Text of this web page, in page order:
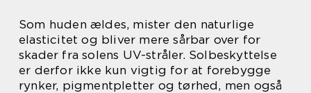
Som huden ældes, mister den naturlige
elasticitet og bliver mere sårbar over for
skader fra solens UV-stråler. Solbeskyttelse
er derfor ikke kun vigtig for at forebygge
rynker, pigmentpletter og tørhed, men også